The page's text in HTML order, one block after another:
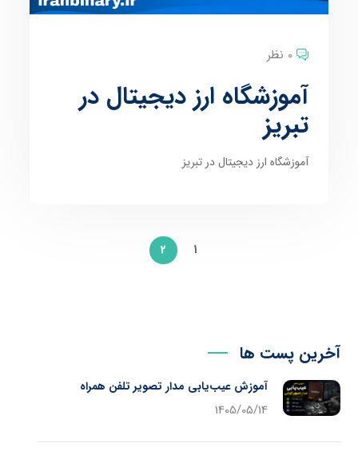
0 نظر
آموزشگاه ارز دیجیتال در
تبریز
آموزشگاه ارز دیجیتال در تبریز
1
2
آخرین پست ها
آموزش عیب‌یابی مدار تصویر تلفن همراه
1405/05/14